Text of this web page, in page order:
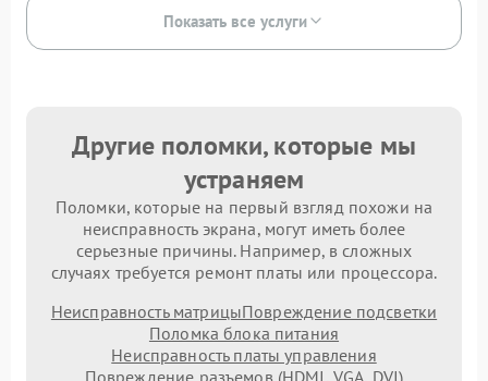
Показать все услуги
Другие поломки, которые мы
устраняем
Поломки, которые на первый взгляд похожи на
неисправность экрана, могут иметь более
серьезные причины. Например, в сложных
случаях требуется ремонт платы или процессора.
Неисправность матрицыПовреждение подсветки
Поломка блока питания
Неисправность платы управления
Повреждение разъемов (HDMI, VGA, DVI)